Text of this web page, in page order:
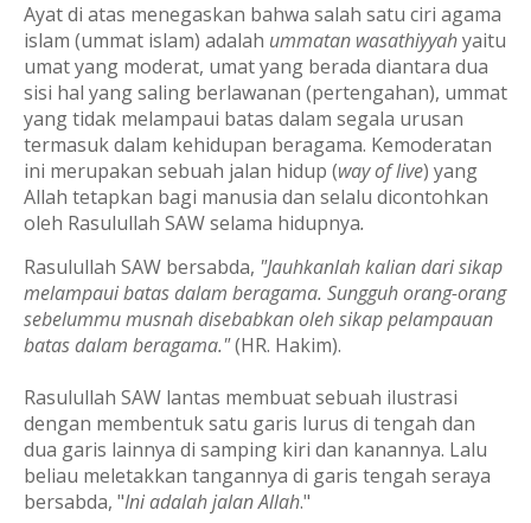
Ayat di atas menegaskan bahwa salah satu ciri agama
islam (ummat islam) adalah ummatan wasathiyyahyaitu
umat yang moderat, umat yang berada diantara dua
sisi hal yang saling berlawanan (pertengahan), ummat
yang tidak melampaui batas dalam segala urusan
termasuk dalam kehidupan beragama. Kemoderatan
ini merupakan sebuah jalan hidup (way of live) yang
Allah tetapkan bagi manusia dan selalu dicontohkan
oleh Rasulullah SAW selama hidupnya.
Rasulullah SAW bersabda, "Jauhkanlah kalian dari sikap
melampaui batas dalam beragama. Sungguh orang-orang
sebelummu musnah disebabkan oleh sikap pelampauan
batas dalam beragama."(HR. Hakim).
Rasulullah SAW lantas membuat sebuah ilustrasi
dengan membentuk satu garis lurus di tengah dan
dua garis lainnya di samping kiri dan kanannya. Lalu
beliau meletakkan tangannya di garis tengah seraya
bersabda, "Ini adalah jalan Allah."